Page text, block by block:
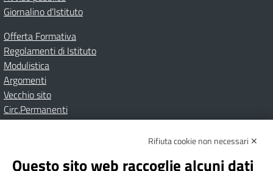
Giornalino d’Istituto
Offerta Formativa
Regolamenti di Istituto
Modulistica
Argomenti
Vecchio sito
Circ.Permanenti
Albo onlinePrivacy Policy
Dichiarazione di accessibilità
Note Legali
Rifiuta cookie non necessari ✕
Questo sito web raccoglie alcuni dati